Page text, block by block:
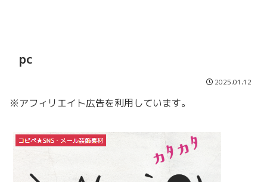
pc
2025.01.12
※アフィリエイト広告を利用しています。